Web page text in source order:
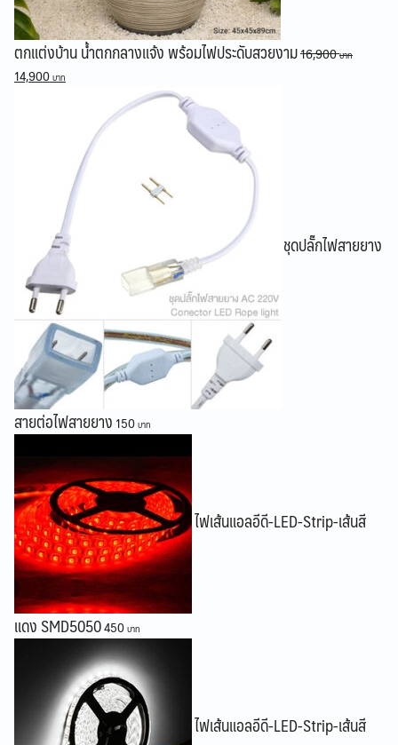
ตกแต่งบ้าน น้ำตกกลางแจ้ง พร้อมไฟประดับสวยงาม16,900
Original
14,900
14,900 ฿.
ชุดปลั๊กไฟสายยาง
สายต่อไฟสายยาง 150
ไฟเส้นแอลอีดี-LED-Strip-เส้นสี
แดง SMD5050450
ไฟเส้นแอลอีดี-LED-Strip-เส้นสี